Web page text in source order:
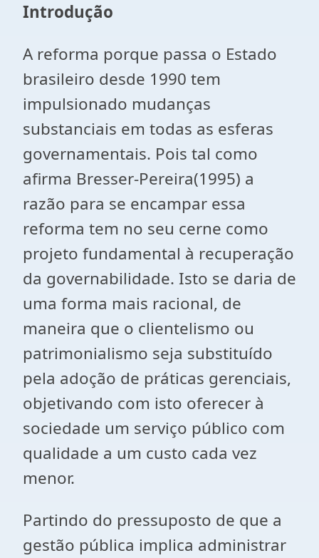
Introdução
A reforma porque passa o Estado
brasileiro desde 1990 tem
impulsionado mudanças
substanciais em todas as esferas
governamentais. Pois tal como
afirma Bresser-Pereira(1995) a
razão para se encampar essa
reforma tem no seu cerne como
projeto fundamental à recuperação
da governabilidade. Isto se daria de
uma forma mais racional, de
maneira que o clientelismo ou
patrimonialismo seja substituído
pela adoção de práticas gerenciais,
objetivando com isto oferecer à
sociedade um serviço público com
qualidade a um custo cada vez
menor.
Partindo do pressuposto de que a
gestão pública implica administrar